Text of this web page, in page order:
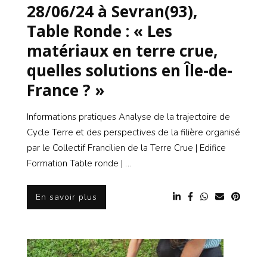
28/06/24 à Sevran(93),
Table Ronde : « Les
matériaux en terre crue,
quelles solutions en Île-de-
France ? »
Informations pratiques Analyse de la trajectoire de
Cycle Terre et des perspectives de la filière organisé
par le Collectif Francilien de la Terre Crue | Edifice
Formation Table ronde | …
En savoir plus